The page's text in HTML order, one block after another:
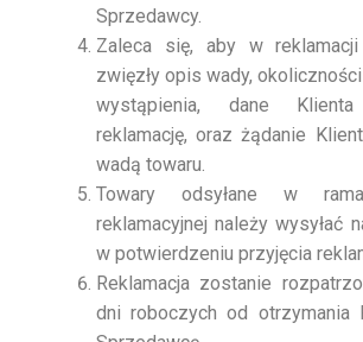
Sprzedawcy.
Zaleca się, aby w
zwięzły opis wady,
wystąpienia, dane Klienta
reklamację, oraz żądanie
wadą towaru.
Towary odsyłane w
reklamacyjnej należy wysyłać
w potwierdzeniu przyjęcia
Reklamacja zostanie
dni roboczych od otrzymania